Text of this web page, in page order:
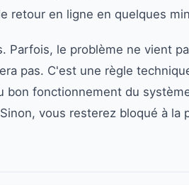
retour en ligne en quelques
Parfois, le problème ne vient
pas. C'est une règle
fonctionnement du
vous resterez bloqué à la